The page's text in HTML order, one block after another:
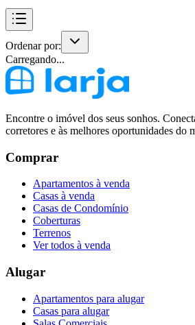
Ordenar por:
Carregando...
Encontre o imóvel dos seus sonhos.
corretores e às melhores oportunidades do
Comprar
Apartamentos à venda
Casas à venda
Casas de Condomínio
Coberturas
Terrenos
Ver todos à venda
Alugar
Apartamentos para alugar
Casas para alugar